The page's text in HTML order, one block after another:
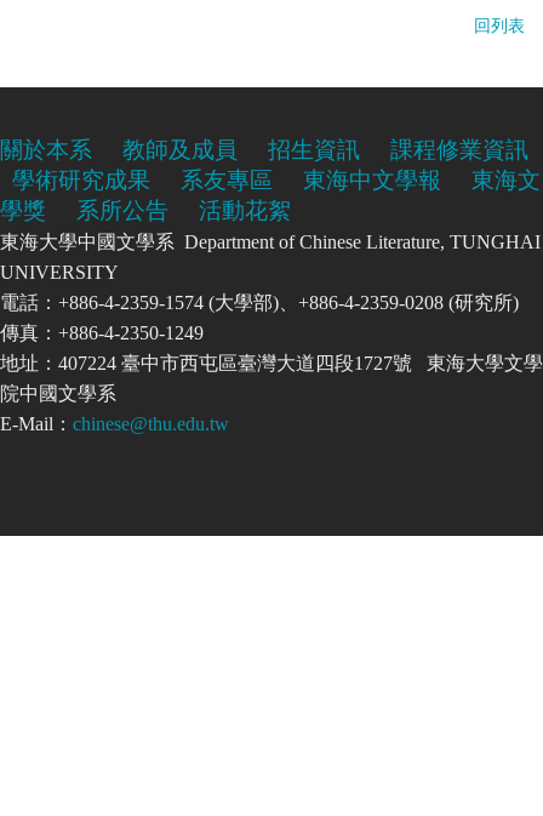
回列表
關於本系 教師及成員 招生資訊
課程修業資訊
學術研究成果
系友專區 東海中文學報
東海文
學獎
系所公告 活動花絮
東海大學中國文學系 Department of Chinese Literature, TUNGHAI
UNIVERSITY
電話：+886-4-2359-1574 (大學部)、+886-4-2359-0208 (研究所)
傳真：+886-4-2350-1249
地址：407224 臺中市西屯區臺灣大道四段1727號 東海大學文學
院中國文學系
E-Mail： chinese@thu.edu.tw